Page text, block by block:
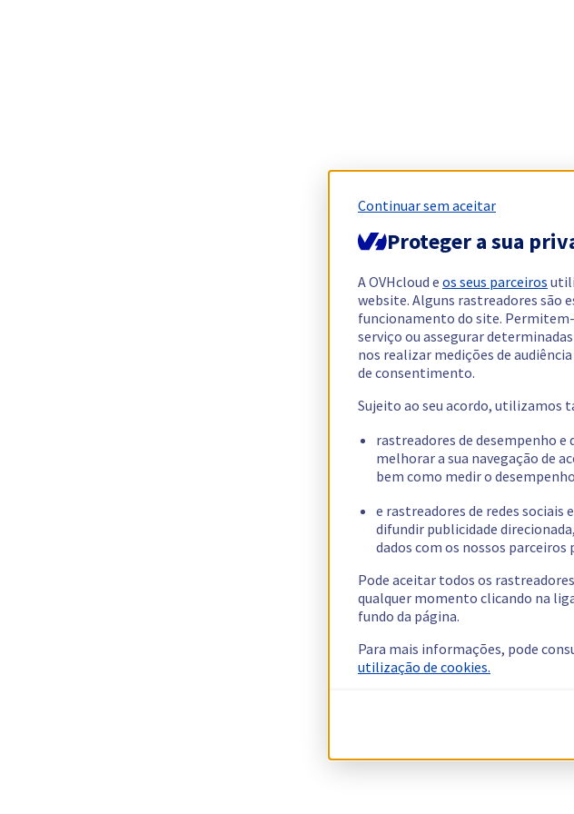
Continuar sem aceitar
Proteger a sua
A OVHcloud e os seus parceiros
website. Alguns rastreadores são
funcionamento do site.
serviço ou assegurar
nos realizar medições de
de consentimento.
Sujeito ao seu acordo, utilizamos
rastreadores de desempenho
melhorar a sua navegação de
bem como medir o
e rastreadores de redes sociais
difundir publicidade
dados com os nossos parceiros
Pode aceitar todos os
qualquer momento clicando na
fundo da página.
Para mais informações, pode
utilização de cookies.